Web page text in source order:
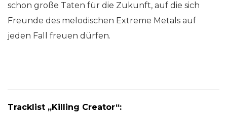
schon große Taten für die Zukunft, auf die sich
Freunde des melodischen Extreme Metals auf
jeden Fall freuen dürfen.
Tracklist „Killing Creator“: